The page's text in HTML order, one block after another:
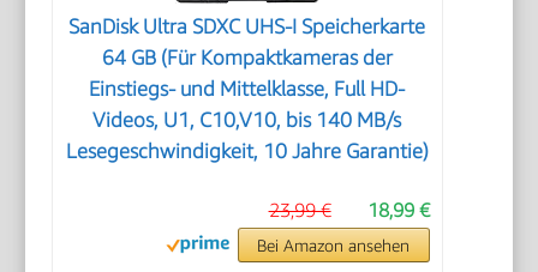
SanDisk Ultra SDXC UHS-I Speicherkarte
64 GB (Für Kompaktkameras der
Einstiegs- und Mittelklasse, Full HD-
Videos, U1, C10,V10, bis 140 MB/s
Lesegeschwindigkeit, 10 Jahre Garantie)
18,99 €
23,99 €
Bei Amazon ansehen